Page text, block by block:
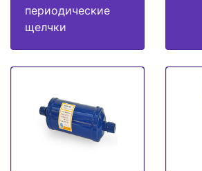
периодические
щелчки